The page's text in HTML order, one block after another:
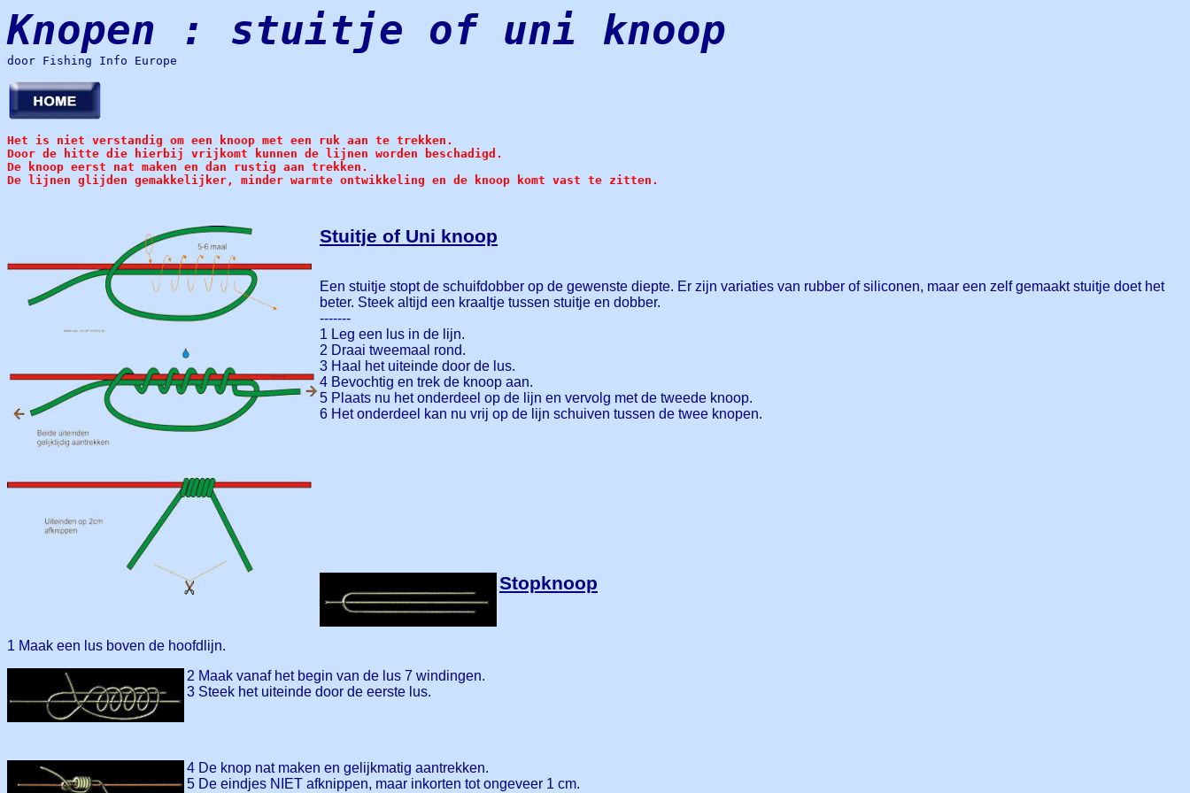
Knopen : stuitje of uni knoop
door Fishing Info Europe
Het is niet verstandig om een knoop met een ruk aan te trekken.
Door de hitte die hierbij vrijkomt kunnen de lijnen worden beschadigd.
De knoop eerst nat maken en dan rustig aan trekken.
De lijnen glijden gemakkelijker, minder warmte ontwikkeling en de knoop komt vast te zitten.
Stuitje of Uni knoop
Een stuitje stopt de schuifdobber op de gewenste diepte. Er zijn variaties van rubber of siliconen, maar een zelf gemaakt stuitje doet het
beter. Steek altijd een kraaltje tussen stuitje en dobber.
-------
1 Leg een lus in de lijn.
2 Draai tweemaal rond.
3 Haal het uiteinde door de lus.
4 Bevochtig en trek de knoop aan.
5 Plaats nu het onderdeel op de lijn en vervolg met de tweede knoop.
6 Het onderdeel kan nu vrij op de lijn schuiven tussen de twee knopen.
Stopknoop
1 Maak een lus boven de hoofdlijn.
2 Maak vanaf het begin van de lus 7 windingen.
3 Steek het uiteinde door de eerste lus.
4 De knop nat maken en gelijkmatig aantrekken.
5 De eindjes NIET afknippen, maar inkorten tot ongeveer 1 cm.